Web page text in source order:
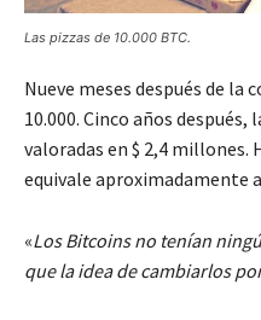
Las pizzas de 10.000 BTC.
Nueve meses después de la
10.000. Cinco años después,
valoradas en $ 2,4 millones.
equivale aproximadamente
«Los Bitcoins no tenían
que la idea de cambiarlos